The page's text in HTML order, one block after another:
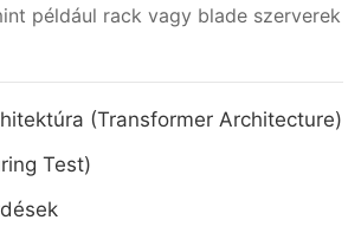
például rack vagy blade szerverek
(Transformer Architecture)
Test)